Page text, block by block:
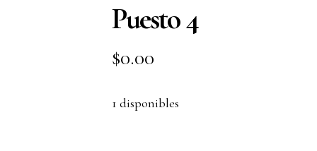
Puesto 4
$0.00
1 disponibles